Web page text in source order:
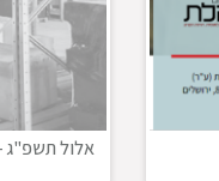
אלול תשפ"ג